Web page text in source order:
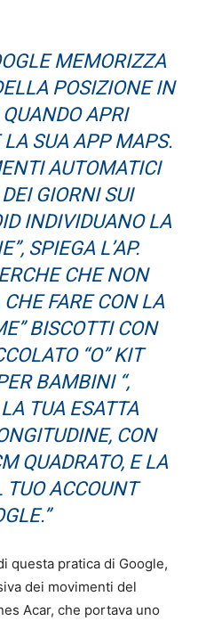
MEMORIZZA
POSIZIONE IN
APRI
SUA APP MAPS.
AUTOMATICI
GIORNI SUI
INDIVIDUANO LA
SPIEGA L’AP.
CHE NON
FARE CON LA
BISCOTTI CON
“O” KIT
BAMBINI “,
TUA ESATTA
CON
QUADRATO, E LA
TUO ACCOUNT
questa pratica di Google,
dei movimenti del
Acar, che portava uno